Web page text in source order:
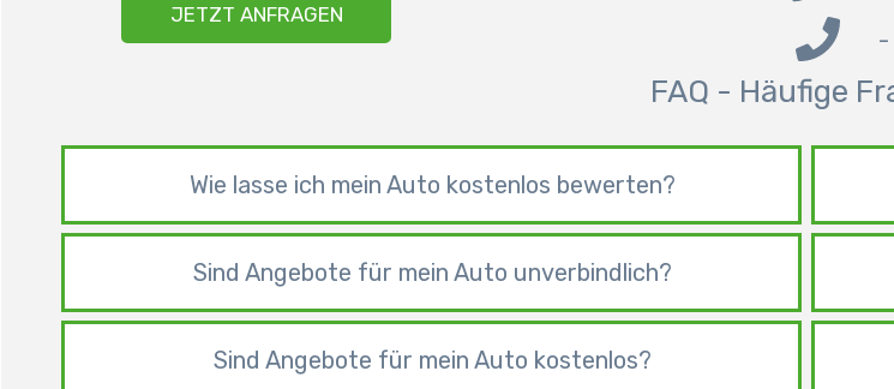
JETZT ANFRAGEN
-
FAQ - Häufige
Wie lasse ich mein Auto kostenlos bewerten?
Sind Angebote für mein Auto unverbindlich?
Sind Angebote für mein Auto kostenlos?